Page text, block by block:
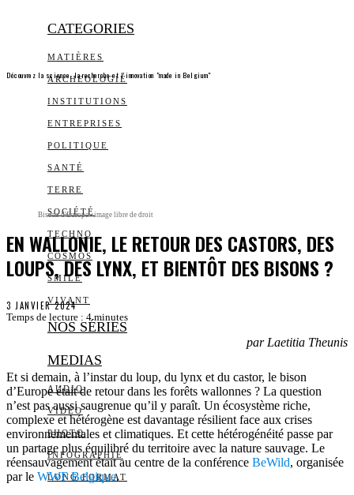
CATEGORIES
MATIÈRES
ARCHEOLOGIE
INSTITUTIONS
ENTREPRISES
POLITIQUE
SANTÉ
TERRE
SOCIÉTÉ
TECHNO
COSMOS
SMILE
VIVANT
NOS SÉRIES
MEDIAS
AUDIO
VIDÉO
PHOTO
INFOGRAPHIE
LONG FORMAT
Découvrez la science, la recherche et l’innovation "made in Belgium"
Bisons d'Europe - image libre de droit
EN WALLONIE, LE RETOUR DES CASTORS, DES
LOUPS, DES LYNX, ET BIENTÔT DES BISONS ?
3 JANVIER 2024
Temps de lecture : 4 minutes
par Laetitia Theunis
Et si demain, à l’instar du loup, du lynx et du castor, le bison
d’Europe était de retour dans les forêts wallonnes ? La question
n’est pas aussi saugrenue qu’il y paraît. Un écosystème riche,
complexe et hétérogène est davantage résilient face aux crises
environnementales et climatiques. Et cette hétérogénéité passe par
un partage plus équilibré du territoire avec la nature sauvage. Le
réensauvagement était au centre de la conférence BeWild, organisée
par le WWF Belgique.